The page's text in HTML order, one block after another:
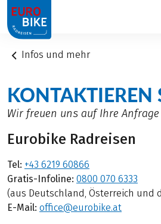
1
Infos und mehr
KONTAKTIEREN
Wir freuen uns auf Ihre Anfrage
Eurobike Radreisen
Tel: +43 6219 60866
Gratis-Infoline: 0800 070 6333
(aus Deutschland, Österreich und
E-Mail: office@eurobike.at